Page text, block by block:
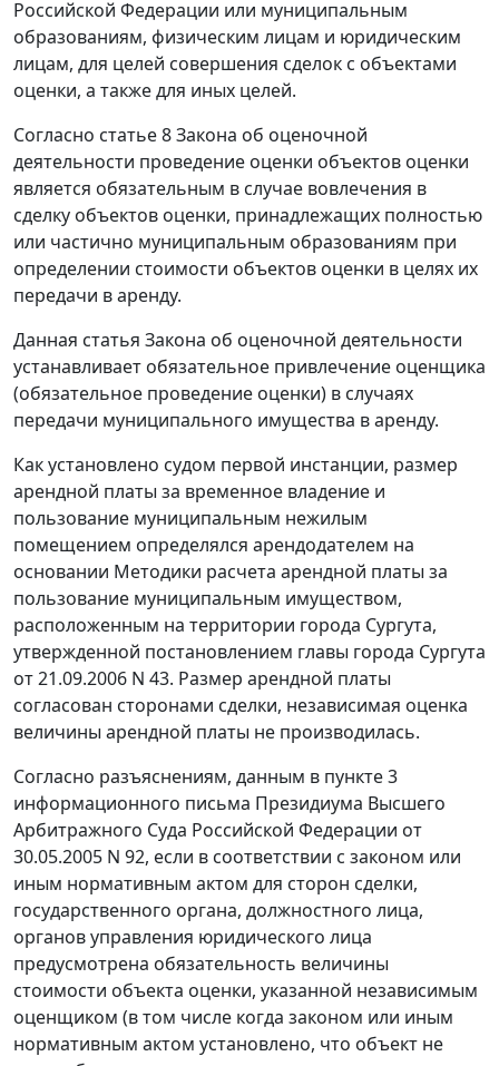
Российской Федерации или муниципальным
образованиям, физическим лицам и юридическим
лицам, для целей совершения сделок с объектами
оценки, а также для иных целей.
Согласно статье 8Закона об оценочной
деятельности проведение оценки объектов оценки
является обязательным в случае вовлечения в
сделку объектов оценки, принадлежащих полностью
или частично муниципальным образованиям при
определении стоимости объектов оценки в целях их
передачи в аренду.
Данная статья Закона об оценочной деятельности
устанавливает обязательное привлечение оценщика
(обязательное проведение оценки) в случаях
передачи муниципального имущества в аренду.
Как установлено судом первой инстанции, размер
арендной платы за временное владение и
пользование муниципальным нежилым
помещением определялся арендодателем на
основании Методики расчета арендной платы за
пользование муниципальным имуществом,
расположенным на территории города Сургута,
утвержденной постановлением главы города Сургута
от 21.09.2006 N 43. Размер арендной платы
согласован сторонами сделки, независимая оценка
величины арендной платы не производилась.
Согласно разъяснениям, данным в пункте 3
информационного письма Президиума Высшего
Арбитражного Суда Российской Федерации от
30.05.2005 N 92, если в соответствии с законом или
иным нормативным актом для сторон сделки,
государственного органа, должностного лица,
органов управления юридического лица
предусмотрена обязательность величины
стоимости объекта оценки, указанной независимым
оценщиком (в том числе когда законом или иным
нормативным актом установлено, что объект не